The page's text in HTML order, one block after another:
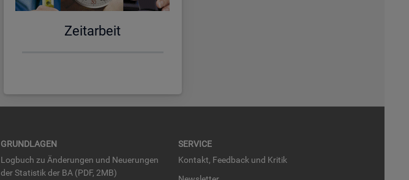
Zeit­ar­beit
GRUND­LA­GEN
Log­buch zu Än­de­run­gen und Neue­run­gen
der Sta­tis­tik der BA (PDF, 2MB)
SER­VICE
Kon­takt, Feed­back und Kri­tik